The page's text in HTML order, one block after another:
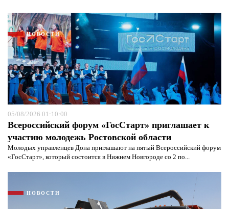
НОВОСТИ
05/08/2026 01:10:00
Всероссийский форум «ГосСтарт» приглашает к
участию молодежь Ростовской области
Молодых управленцев Дона приглашают на пятый Всероссийский форум
«ГосСтарт», который состоится в Нижнем Новгороде со 2 по...
НОВОСТИ
Я согласен с политикой конфиденциальности и
защиты информации*
Я согласен сполитикой конфиденциальности и